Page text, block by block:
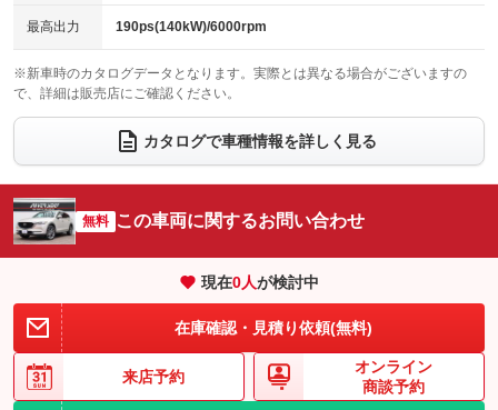
チップアップシート
：装備なし
：装備なし ：装備あり
ウォークスルー
：装備なし
電動リアゲート フロントカメラ
：装備あり
：装備あり ：装備あり
サイドカメラ
：装備あり ルーフレール
：装備あり
：装備なし
：装備なし
最高出力 190ps(140kW)/6000rpm
※新車時のカタログデータとなります。実際とは異なる場合がございますの
で、詳細は販売店にご確認ください。
カタログで車種情報を詳しく見る
無料 この車両に関するお問い合わせ
現在0人が検討中
在庫確認・見積り依頼(無料)
来店予約
オンライン
商談予約